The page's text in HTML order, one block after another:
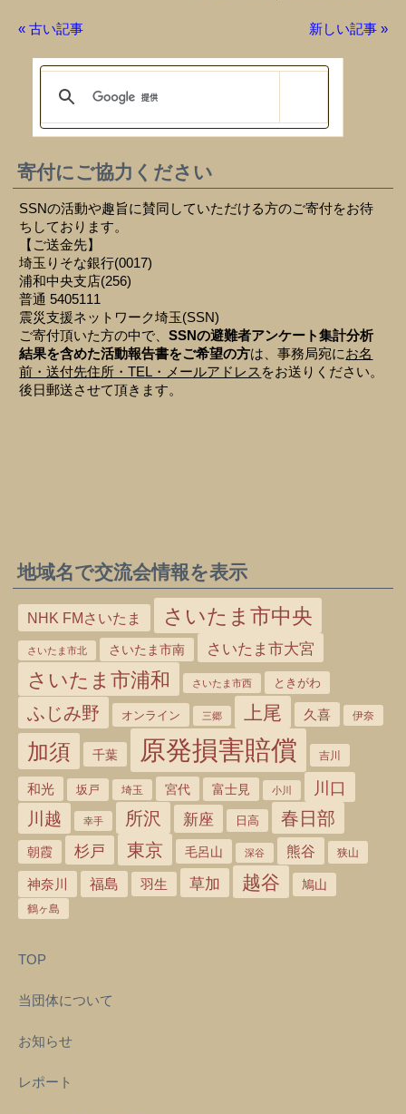
« 古い記事 新しい記事 »
寄付にご協力ください
SSNの活動や趣旨に賛同していただける方のご寄付をお待
ちしております。
【ご送金先】
埼玉りそな銀行(0017)
浦和中央支店(256)
普通 5405111
震災支援ネットワーク埼玉(SSN)
ご寄付頂いた方の中で、SSNの避難者アンケート集計分析
結果を含めた活動報告書をご希望の方は、事務局宛にお名
前・送付先住所・TEL・メールアドレス をお送りください。
後日郵送させて頂きます。
地域名で交流会情報を表示
NHK FMさいたま さいたま市中央
さいたま市北 さいたま市南 さいたま市大宮
さいたま市浦和 さいたま市西 ときがわ
ふじみ野 オンライン 三郷 上尾 久喜 伊奈
加須 千葉 原発損害賠償 吉川
和光 坂戸 埼玉 宮代 富士見 小川
川口
川越
幸手 所沢 新座 日高 春日部
朝霞 杉戸 東京 毛呂山 深谷 熊谷 狭山
神奈川 福島 羽生 草加 越谷 鳩山
鶴ヶ島
TOP
当団体について
お知らせ
レポート